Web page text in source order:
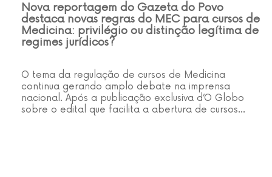
Nova reportagem do Gazeta do Povo
destaca novas regras do MEC para cursos de
Medicina: privilégio ou distinção legítima de
regimes jurídicos?
O tema da regulação de cursos de Medicina
continua gerando amplo debate na imprensa
nacional. Após a publicação exclusiva d’O Globo
sobre o edital que facilita a abertura de cursos…